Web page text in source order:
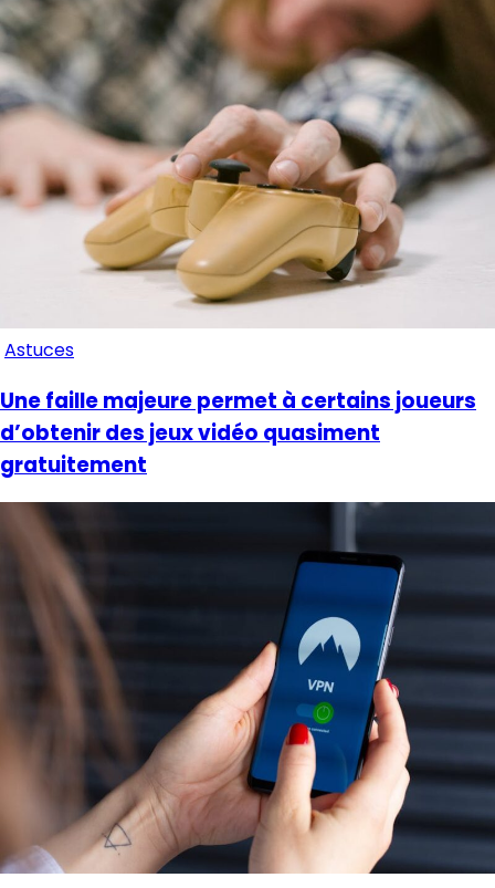
Astuces
Une faille majeure permet à certains joueurs
d’obtenir des jeux vidéo quasiment
gratuitement